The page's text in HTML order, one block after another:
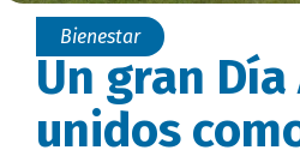
Bienestar
Un gran
unidos